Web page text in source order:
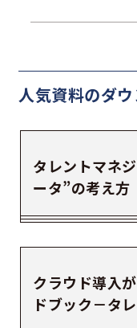
人気資料のダ
タレントマネ
ータ”の考え方
クラウド導入
ドブック－タ